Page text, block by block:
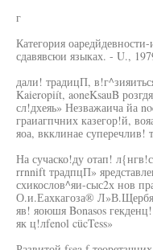
г
Категория
сдавявсюи языках. - U.,
дали! традицП,
Kaieropiít, aoneKsauB
сл!дхеяь» Незважаича йа
граиагпчних казегор!й,
яоа, вкклинае суперечлив!
На сучаско!ду отап!
rrnnift традпцП»
схикослов^яи-сыс2х нов
О.и.Еахкагоза®
яв! яоюшя Bonasos
як ц!лfenol cücTess»